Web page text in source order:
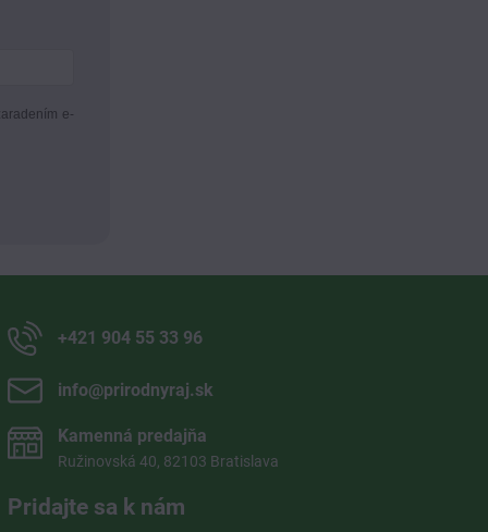
e-
+421 904 55 33 96
info​@prirodnyraj​.sk
Kamenná predajňa
Ružinovská 40, 82103 Bratislava
Pridajte sa k nám